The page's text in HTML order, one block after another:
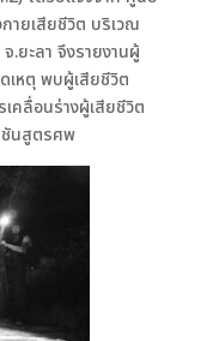
ายเสียชีวิต บริเวณ
.ยะลา จึงรายงานผู้
เหตุ พบผู้เสียชีวิต
คลื่อนร่างผู้เสียชีวิต
ชันสูตรศพ